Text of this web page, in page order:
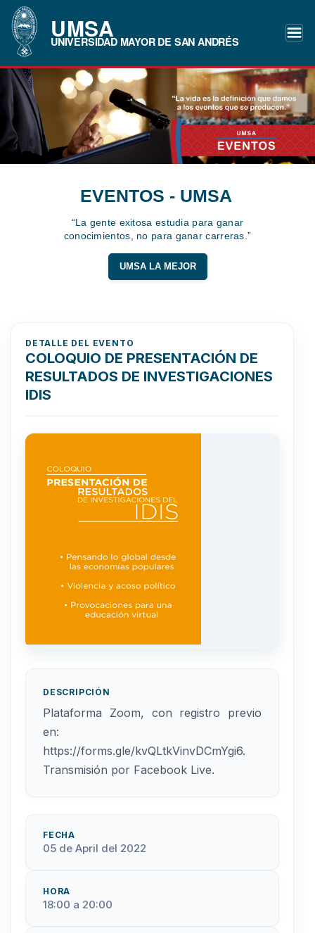
UMSA
UNIVERSIDAD MAYOR DE SAN ANDRÉS
EVENTOS - UMSA
“La gente exitosa estudia para ganar
conocimientos, no para ganar carreras.”
UMSA LA MEJOR
DETALLE DEL EVENTO
COLOQUIO DE PRESENTACIÓN DE
RESULTADOS DE INVESTIGACIONES
IDIS
DESCRIPCIÓN
Plataforma Zoom, con registro previo
en:
https://forms.gle/kvQLtkVinvDCmYgi6.
Transmisión por Facebook Live.
FECHA
05 de April del 2022
HORA
18:00 a 20:00